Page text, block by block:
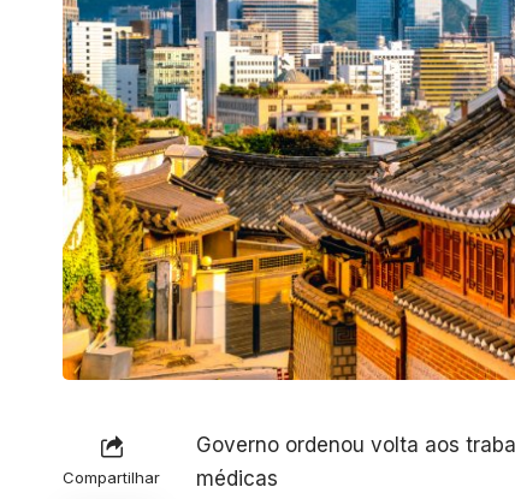
Compartilhar
Governo ordenou volta aos
médicas